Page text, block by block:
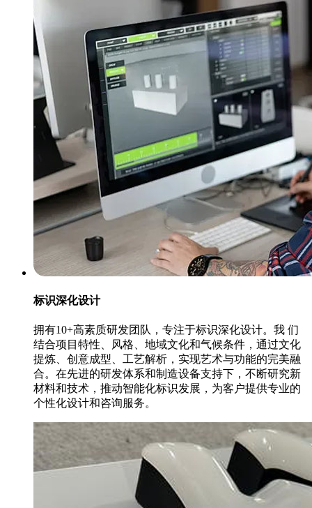
标识深化设计
拥有10+高素质研发团队，专注于标识深化设计。我 们
结合项目特性、风格、地域文化和气候条件，通过文化
提炼、创意成型、工艺解析，实现艺术与功能的完美融
合。在先进的研发体系和制造设备支持下，不断研究新
材料和技术，推动智能化标识发展，为客户提供专业的
个性化设计和咨询服务。